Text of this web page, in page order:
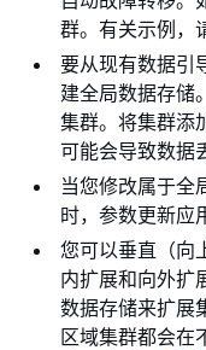
群。有关示例，
要从现有数据引
建全局数据存储
集群。将集群添
可能会导致数据
当您修改属于全
时，参数更新应
您可以垂直（向
内扩展和向外扩
数据存储来扩展
区域集群都会在